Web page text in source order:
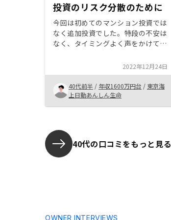
投資のリスク分散のために
今回は初めてのマンション投資では
なく追加投資でした。特段の不安は
なく、タイミングよく声をかけてい
これから購入する方は、空き部屋に
なってしまうリスクや、漠然とした
投資への不安が大きいのではないか
と思うので、丁寧に説明を聞けば納
得できると思います。
2022年12月24日
40代前半 / 年収1600万円台 / 東京海
上日動あんしん生命
40代の口コミをもっと見る
OWNER INTERVIEWS